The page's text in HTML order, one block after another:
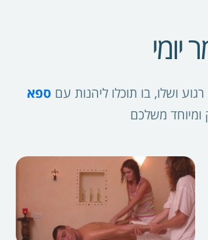
ושלו, בו תוכלו ליהנות עם ספא
משלכם